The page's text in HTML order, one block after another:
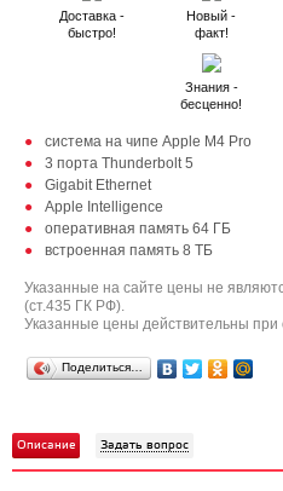
Доставка -
быстро!
Новый -
факт!
Знания -
бесценно!
система на чипе Apple M4 Pro
3 порта Thunderbolt 5
Gigabit Ethernet
Apple Intelligence
оперативная память 64 ГБ
встроенная память 8 ТБ
Указанные на сайте цены не
(ст.435 ГК РФ).
Указанные цены действительны
Поделиться…
Описание Задать вопрос